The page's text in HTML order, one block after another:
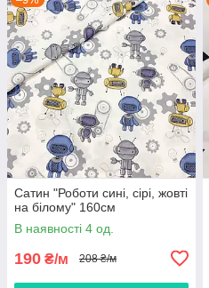
Сатин "Роботи сині, сірі, жовті
на білому" 160см
В наявності 4 од.
190 ₴/м 208 ₴/м